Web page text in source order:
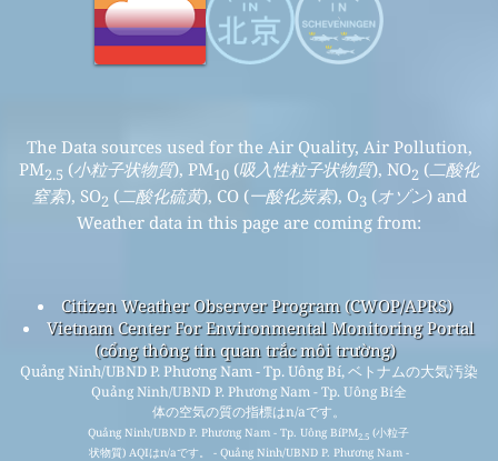
The Data sources used for the Air Quality, Air Pollution,
PM2.5 (小粒子状物質), PM10 (吸入性粒子状物質), NO2 ( 二酸化
窒素), SO2 (二酸化硫黄), CO (一酸化炭素), O3 (オゾン) and
Weather data in this page are coming from:
Citizen Weather Observer Program (CWOP/APRS)
Vietnam Center For Environmental Monitoring Portal
(cổng thông tin quan trắc môi trường)
Quảng Ninh/UBND P. Phương Nam - Tp. Uông Bí, ベトナムの大気汚染
Quảng Ninh/UBND P. Phương Nam - Tp. Uông Bí全
体の空気の質の指標はn/aです。
Quảng Ninh/UBND P. Phương Nam - Tp. Uông BíPM2.5 (小粒子
状物質) AQIはn/aです。 - Quảng Ninh/UBND P. Phương Nam -